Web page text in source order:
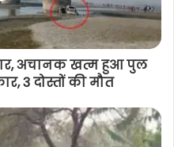
अचानक खत्म हुआ पुल
3 दोस्तों की मौत